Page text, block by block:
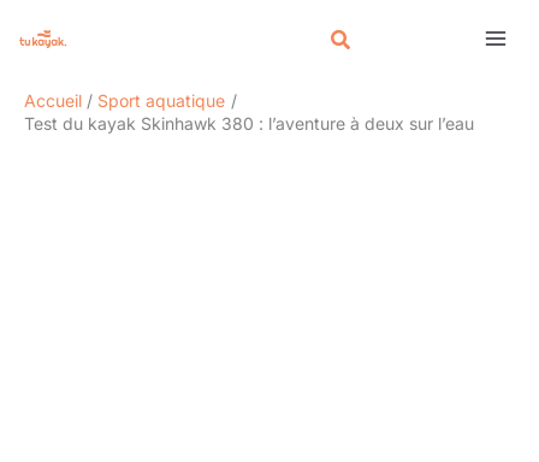
Accueil
Sport aquatique
Test du kayak Skinhawk 380 : l’aventure à deux sur l’eau